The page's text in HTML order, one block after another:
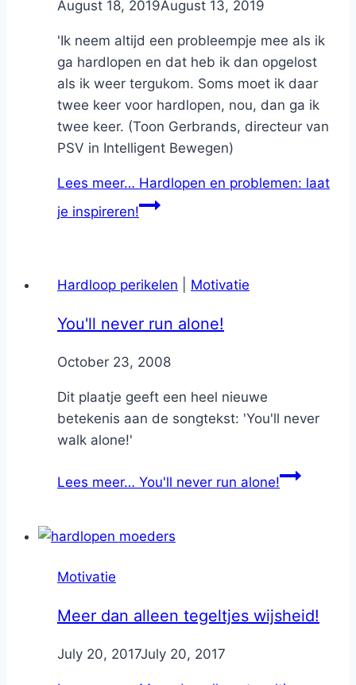
ByNicole
August 18, 2019August 13, 2019
'Ik neem altijd een probleempje mee als ik
ga hardlopen en dat heb ik dan opgelost
als ik weer tergukom. Soms moet ik daar
twee keer voor hardlopen, nou, dan ga ik
twee keer. (Toon Gerbrands, directeur van
PSV in Intelligent Bewegen)
Lees meer… Hardlopen en problemen: laat
je inspireren!
Hardloop perikelen Motivatie
You'll never run alone!
ByNicole
October 23, 2008
Dit plaatje geeft een heel nieuwe
betekenis aan de songtekst: 'You'll never
walk alone!'
Lees meer… You'll never run alone!
Motivatie
Meer dan alleen tegeltjes wijsheid!
ByNicole
July 20, 2017July 20, 2017